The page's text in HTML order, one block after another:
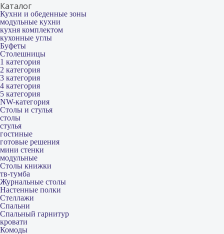
Каталог
Кухни и обеденные зоны
модульные кухни
кухня комплектом
кухонные углы
Буфеты
Столешницы
1 категория
2 категория
3 категория
4 категория
5 категория
NW-категория
Столы и стулья
столы
стулья
гостиные
готовые решения
мини стенки
модульные
Столы книжки
тв-тумба
Журнальные столы
Настенные полки
Стеллажи
Спальни
Спальный гарнитур
кровати
Комоды